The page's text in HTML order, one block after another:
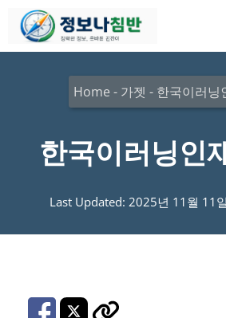
Home - 가젯 - 한국이러닝
한국이러닝인
Last Updated: 2025년 11월 11일